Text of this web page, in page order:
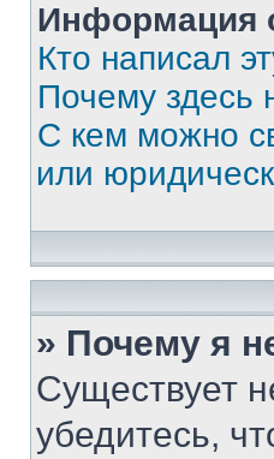
Информация
Кто написал
Почему здесь
С кем можно
или
» Почему я
Существует
убедитесь,